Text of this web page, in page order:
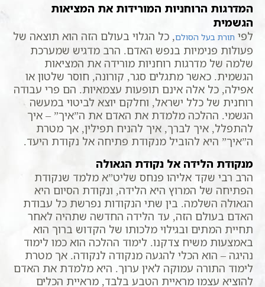
המדרגות הרוחניות המורידות את המציאות
הגשמית
לפי תורת בעל הסולם, כל הגלוי בעולם הזה הוא תוצאה של
פעולות פנימיות בנפש האדם. הרב מדגיש שמערכת
שלמה של מדרגות רוחניות מורידה את המציאות
הגשמית. כאשר מתגלים סגר, קורונה, חוסר שלטון או
אפילה, כל אלה אינם תופעות עצמאיות. הם פרי עבודה
רוחנית של כלל ישראל, וחלקם יוצא לביטוי במעשה
הגשמי. ההלכה מלמדת את האדם את ה”איך” – איך
להתפלל, איך לברך, איך להניח תפילין, אך מטרת
ה”איך” היא להוביל מנקודת פתיחה אל נקודת היעד.
מנקודת הלידה אל נקודת הגאולה
הרב רבי שקד אליהו פנחס שליט”א מלמד שנקודת
הפתיחה של המרוץ היא הלידה, ונקודת הסיום היא
הגאולה השלמה. בין שתי הנקודות נפרשת כל עבודת
האדם בעולם הזה, עד הלידה החדשה שתהיה לאחר
תחיית המתים ובגילוי מלכותו של הקדוש ברוך הוא
באמצעות משיח צדקנו. לימוד ההלכה הוא כמו לימוד
נהיגה – הוא הכלי להגעה מנקודה לנקודה. אך מטרת
לימוד התורה עמוקה לאין ערוך. היא מלמדת את האדם
להוציא עצמו מראיית הטבע בלבד, מראיית הכלים